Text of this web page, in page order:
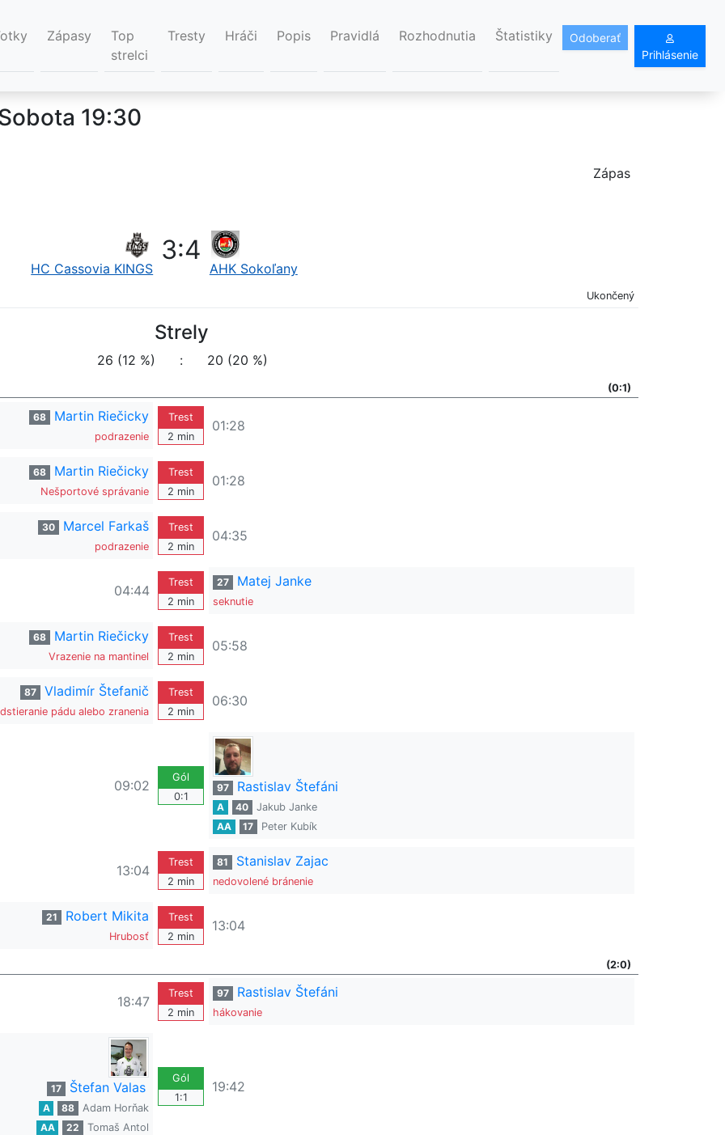
Zápasy
Top
strelci
Tresty Hráči Popis Pravidlá Rozhodnutia Štatistiky
Odoberať
Prihlásenie
19:30
Zápas
HC Cassovia KINGS
3:4
AHK Sokoľany
Ukončený
Strely
26 (12 %) : 20 (20 %)
(0:1)
68 Martin Riečicky
podrazenie
Trest
2 min
01:28
68 Martin Riečicky
Nešportové správanie
Trest
2 min
01:28
30 Marcel Farkaš
podrazenie
Trest
2 min
04:35
04:44
Trest
2 min
27 Matej Janke
seknutie
68 Martin Riečicky
Vrazenie na mantinel
Trest
2 min
05:58
87 Vladimír Štefanič
pádu alebo zranenia
Trest
2 min
06:30
09:02
Gól
0:1
97 Rastislav Štefáni
A 40
Jakub Janke
AA
17 Peter Kubík
13:04
Trest
2 min
81 Stanislav Zajac
nedovolené bránenie
21 Robert Mikita
Hrubosť
Trest
2 min
13:04
(2:0)
18:47
Trest
2 min
97 Rastislav Štefáni
hákovanie
17 Štefan Valas
A 88
Adam Horňak
AA
22 Tomaš Antol
Gól
1:1
19:42